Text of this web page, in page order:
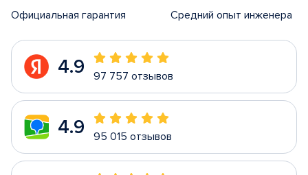
Официальная гарантия Средний опыт инженера
4.9 97 757 отзывов
4.9 95 015 отзывов